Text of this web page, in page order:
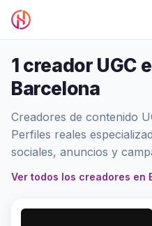
1 creador UGC
Barcelona
Creadores de contenido
Perfiles reales
sociales, anuncios y
Ver todos los creadores en